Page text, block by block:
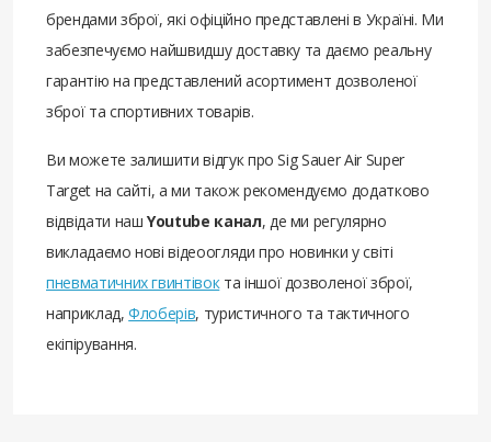
брендами зброї, які офіційно представлені в Україні. Ми
забезпечуємо найшвидшу доставку та даємо реальну
гарантію на представлений асортимент дозволеної
зброї та спортивних товарів.
Ви можете залишити відгук про Sig Sauer Air Super
Target на сайті, а ми також рекомендуємо додатково
відвідати нашYoutube канал, де ми регулярно
викладаємо нові відеоогляди про новинки у світі
пневматичних гвинтівокта іншої дозволеної зброї,
наприклад,Флоберів, туристичного та тактичного
екіпірування.